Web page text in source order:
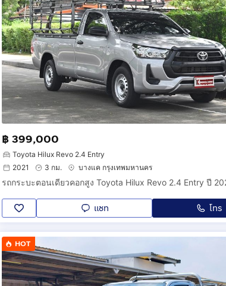
฿ 399,000
Toyota Hilux Revo 2.4 Entry
2021
3 กม. บางแค กรุงเทพมหานคร
แชท โทร
HOT